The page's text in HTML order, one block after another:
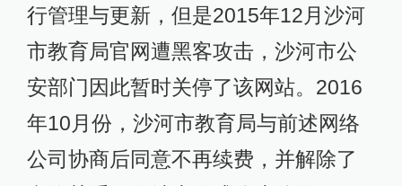
行管理与更新，但是2015年12月沙河
市教育局官网遭黑客攻击，沙河市公
安部门因此暂时关停了该网站。2016
年10月份，沙河市教育局与前述网络
公司协商后同意不再续费，并解除了